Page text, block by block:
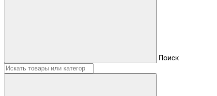
Поиск